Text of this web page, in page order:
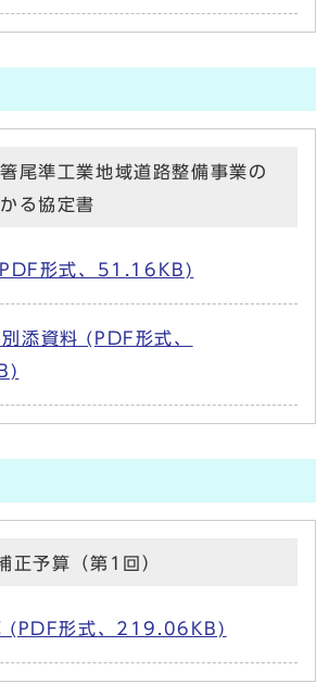
尾準工業地域道路整備事業の
る協定書
形式、51.16KB)
添資料 (PDF形式、
正予算（第1回）
(PDF形式、219.06KB)